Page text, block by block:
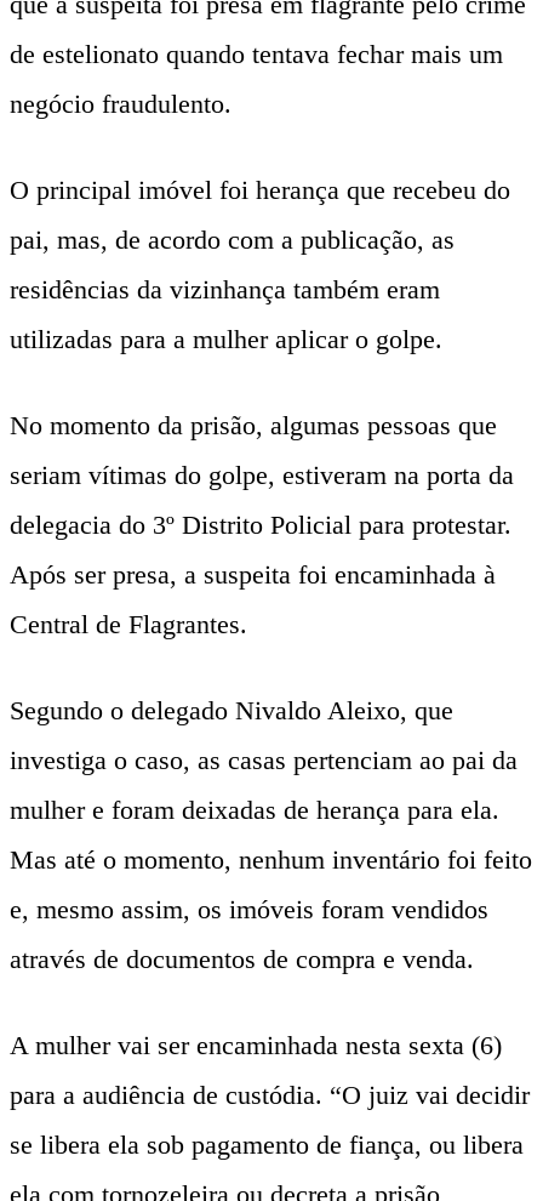
de estelionato quando tentava fechar mais um
negócio fraudulento.
O principal imóvel foi herança que recebeu do
pai, mas, de acordo com a publicação, as
residências da vizinhança também eram
utilizadas para a mulher aplicar o golpe.
No momento da prisão, algumas pessoas que
seriam vítimas do golpe, estiveram na porta da
delegacia do 3º Distrito Policial para protestar.
Após ser presa, a suspeita foi encaminhada à
Central de Flagrantes.
Segundo o delegado Nivaldo Aleixo, que
investiga o caso, as casas pertenciam ao pai da
mulher e foram deixadas de herança para ela.
Mas até o momento, nenhum inventário foi feito
e, mesmo assim, os imóveis foram vendidos
através de documentos de compra e venda.
A mulher vai ser encaminhada nesta sexta (6)
para a audiência de custódia. “O juiz vai decidir
se libera ela sob pagamento de fiança, ou libera
ela com tornozeleira ou decreta a prisão